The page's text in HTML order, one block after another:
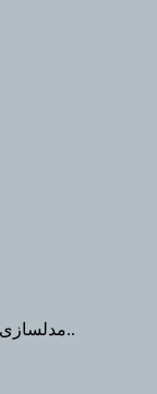
مدلسازی کامل ساختمان کاملا طراحی شده در،پنجره و..